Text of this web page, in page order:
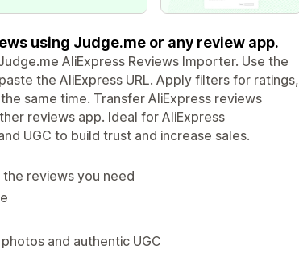
using Judge.me or any review app.
AliExpress Reviews Importer. Use the
the AliExpress URL. Apply filters for ratings,
same time. Transfer AliExpress reviews
reviews app. Ideal for AliExpress
UGC to build trust and increase sales.
reviews you need
and authentic UGC